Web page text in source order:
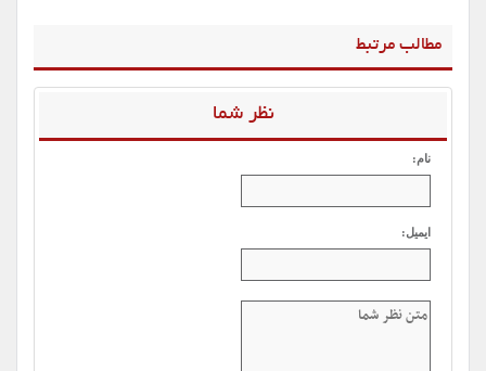
مطالب مرتبط
نظر شما
نام:
ایمیل: